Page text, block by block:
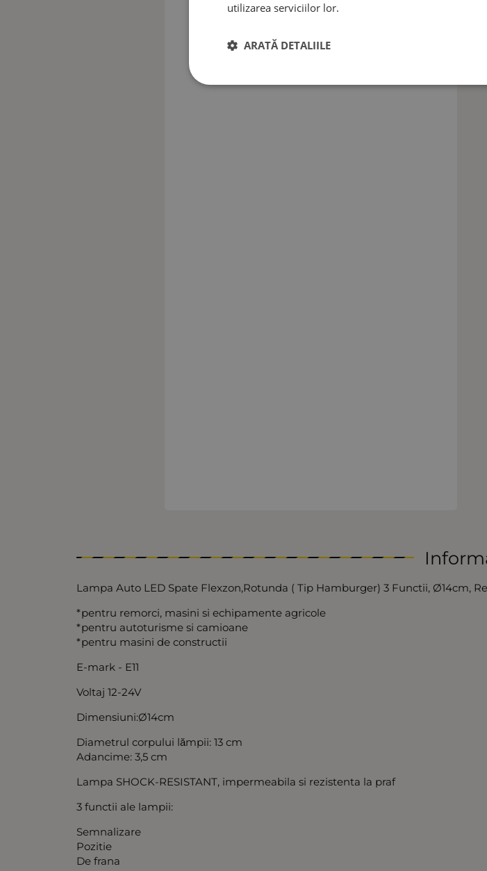
Lampa Auto LED Spate Flexzon,Rotunda ( Tip Hamburger) 3 Functii, Ø14cm,
*pentru remorci, masini si echipamente agricole
*pentru autoturisme si camioane
*pentru masini de constructii
E-mark - E11
Voltaj 12-24V
Dimensiuni:Ø14cm
Diametrul corpului lămpii: 13 cm
Adancime: 3,5 cm
Lampa SHOCK-RESISTANT, impermeabila si rezistenta la praf
3 functii ale lampii:
Semnalizare
Pozitie
De frana
utilizarea serviciilor lor.
ARATĂ DETALIILE